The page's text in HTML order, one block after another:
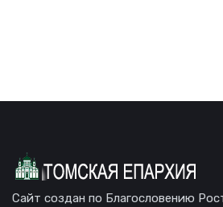
Сайт создан по Благословению